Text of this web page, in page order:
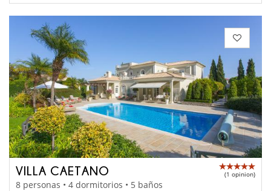
VILLA CAETANO (1 opinion)
8 personas • 4 dormitorios • 5 baños